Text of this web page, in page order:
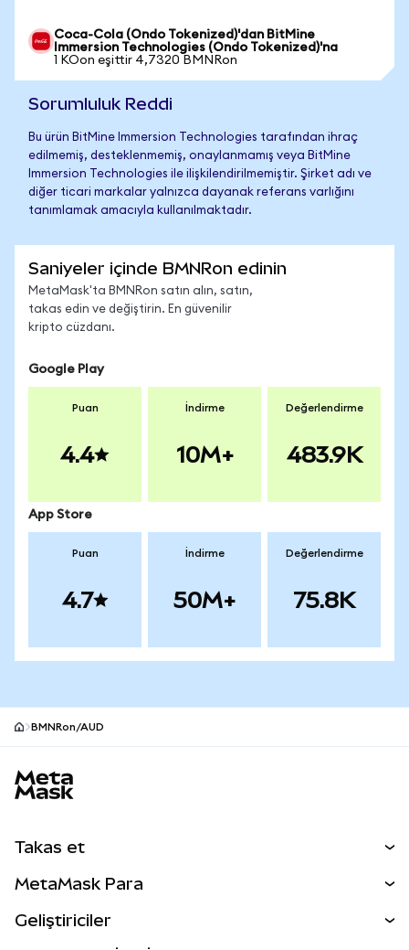
Coca-Cola (Ondo Tokenized)'dan BitMine
Immersion Technologies (Ondo Tokenized)'na
1 KOon eşittir 4,7320 BMNRon
Sorumluluk Reddi
Bu ürün BitMine Immersion Technologies tarafından ihraç
edilmemiş, desteklenmemiş, onaylanmamış veya BitMine
Immersion Technologies ile ilişkilendirilmemiştir. Şirket adı ve
diğer ticari markalar yalnızca dayanak referans varlığını
tanımlamak amacıyla kullanılmaktadır.
Saniyeler içinde BMNRon edinin
MetaMask'ta BMNRon satın alın, satın,
takas edin ve değiştirin. En güvenilir
kripto cüzdanı.
Google Play
Puan
4.4
İndirme
10M+
Değerlendirme
483.9K
App Store
Puan
4.7
İndirme
50M+
Değerlendirme
75.8K
BMNRon/AUD
Takas et
Perps
MetaMask Para
Geliştiriciler